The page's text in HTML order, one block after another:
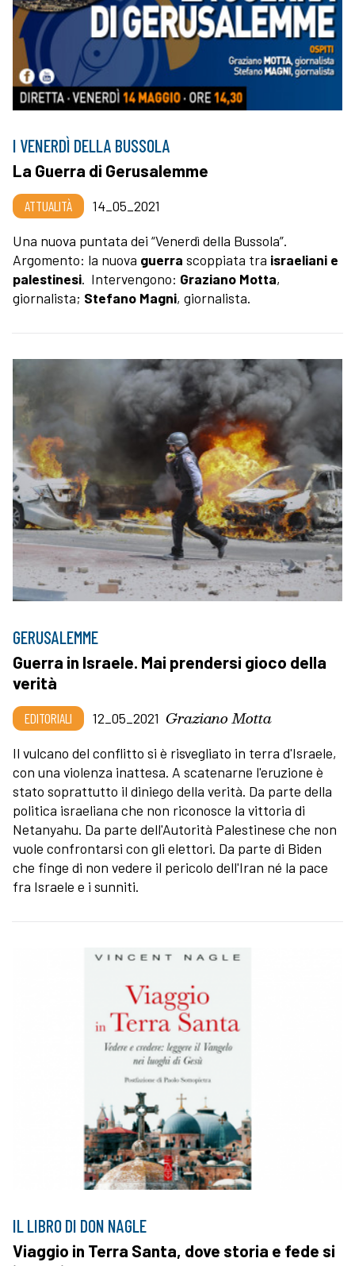
I VENERDÌ DELLA BUSSOLA
La Guerra di Gerusalemme
ATTUALITÀ
14_05_2021
Una nuova puntata dei “Venerdì della Bussola”.
Argomento: la nuova guerra scoppiata tra israeliani e
palestinesi. Intervengono: Graziano Motta,
giornalista; Stefano Magni, giornalista.
GERUSALEMME
Guerra in Israele. Mai prendersi gioco della
verità
EDITORIALI 12_05_2021 Graziano Motta
Il vulcano del conflitto si è risvegliato in terra d'Israele,
con una violenza inattesa. A scatenarne l'eruzione è
stato soprattutto il diniego della verità. Da parte della
politica israeliana che non riconosce la vittoria di
Netanyahu. Da parte dell'Autorità Palestinese che non
vuole confrontarsi con gli elettori. Da parte di Biden
che finge di non vedere il pericolo dell'Iran né la pace
fra Israele e i sunniti.
IL LIBRO DI DON NAGLE
Viaggio in Terra Santa, dove storia e fede si